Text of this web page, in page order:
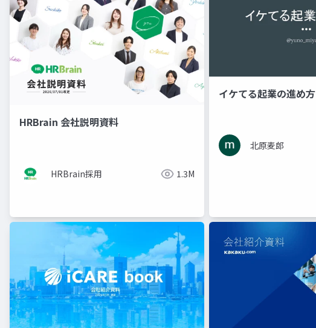
HRBrain 会社説明資料
HRBrain採用 1.3M
イケてる起業の進め方
北原麦郎